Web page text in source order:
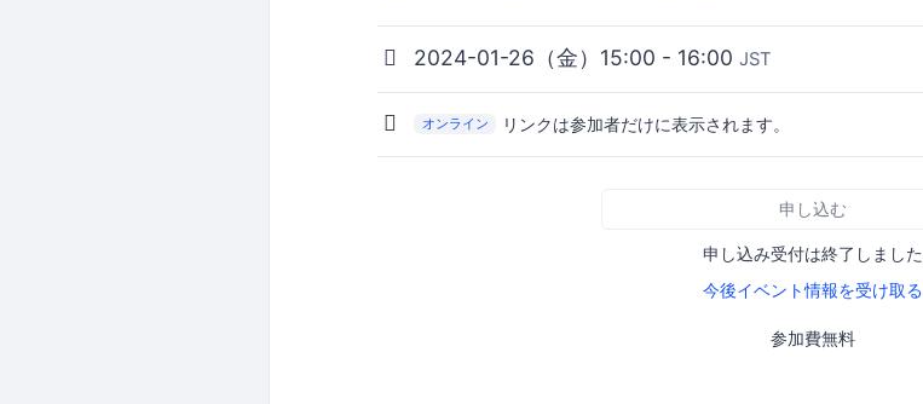
2024-01-26（金）15:00 - 16:00 JST
オンライン リンクは参加者だけに表示されます。
申し込む
申し込み受付は終了しました
今後イベント情報を受け取る
参加費無料